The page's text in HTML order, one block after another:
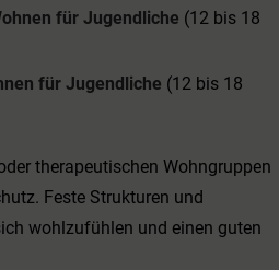
für Jugendliche (12 bis 18
für Jugendliche (12 bis 18
therapeutischen Wohngruppen
Feste Strukturen und
wohlzufühlen und einen guten